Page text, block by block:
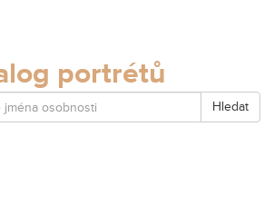
portrétů
Hledat